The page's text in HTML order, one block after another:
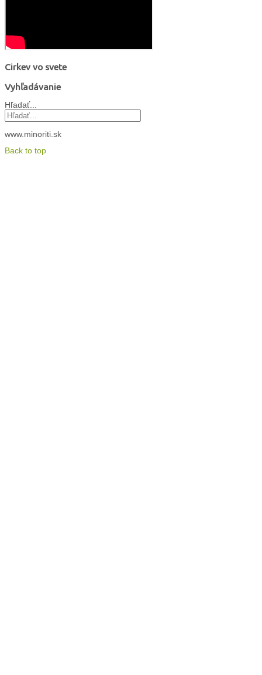
Cirkev vo svete
Vyhľadávanie
Hľadať...
www.minoriti.sk
Back to top